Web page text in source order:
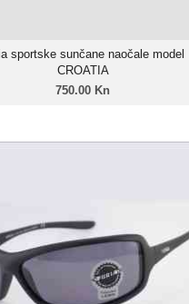
sportske sunčane naočale model
CROATIA
750.00 Kn
Unisex model
Linija: Furia X-Sport
Okvir: Grilamid TR-90
Leće: Trivex Polarizirane